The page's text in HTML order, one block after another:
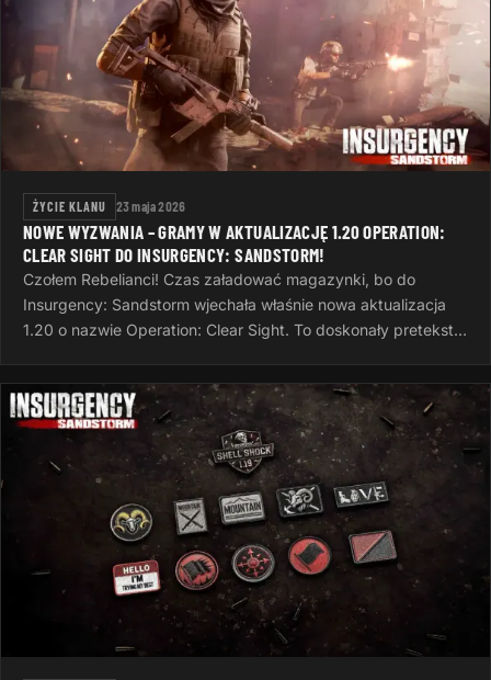
ŻYCIE KLANU 23 maja 2026
NOWE WYZWANIA – GRAMY W AKTUALIZACJĘ 1.20 OPERATION:
CLEAR SIGHT DO INSURGENCY: SANDSTORM!
Czołem Rebelianci! Czas załadować magazynki, bo do
Insurgency: Sandstorm wjechała właśnie nowa aktualizacja
1.20 o nazwie Operation: Clear Sight. To doskonały pretekst,